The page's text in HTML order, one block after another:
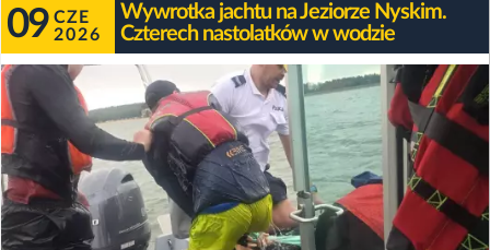
09 CZE
2026
Wywrotka jachtu na Jeziorze Nyskim.
Czterech nastolatków w wodzie